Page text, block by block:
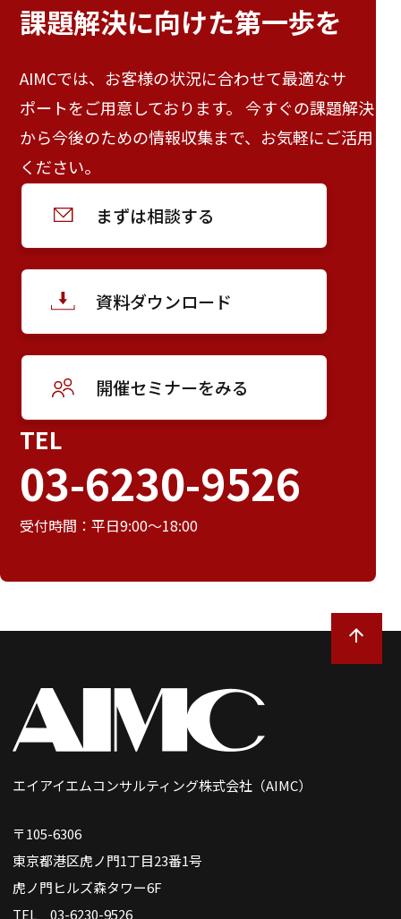
課題解決に向けた第一歩を
AIMCでは、お客様の状況に合わせて最適なサ
ポートをご用意しております。 今すぐの課題解決
から今後のための情報収集まで、お気軽にご活用
ください。
まずは相談する
資料ダウンロード
開催セミナーをみる
TEL
03-6230-9526
受付時間：平日9:00～18:00
エイアイエムコンサルティング株式会社（AIMC）
〒105-6306
東京都港区虎ノ門1丁目23番1号
虎ノ門ヒルズ森タワー6F
TEL 03-6230-9526